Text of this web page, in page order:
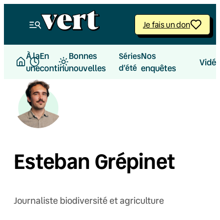
Je fais un don
À la
une
En
continu
Bonnes
nouvelles
Séries
d’été
Nos
enquêtes
Esteban Grépinet
Journaliste biodiversité et agriculture